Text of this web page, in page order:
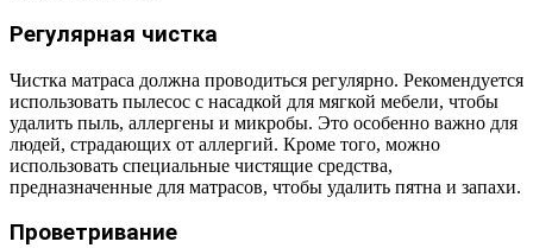
Регулярная чистка
Чистка матраса должна проводиться регулярно. Рекомендуется
использовать пылесос с насадкой для мягкой мебели, чтобы
удалить пыль, аллергены и микробы. Это особенно важно для
людей, страдающих от аллергий. Кроме того, можно
использовать специальные чистящие средства,
предназначенные для матрасов, чтобы удалить пятна и запахи.
Проветривание